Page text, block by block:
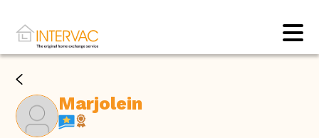
Marjolein